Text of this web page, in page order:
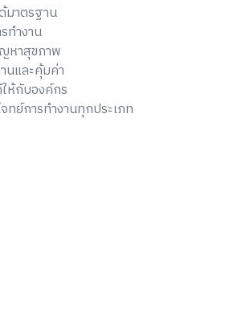
มาตรฐาน
ทำงาน
หาสุขภาพ
นและคุ้มค่า
ห้กับองค์กร
ย์การทำงานทุกประเภท